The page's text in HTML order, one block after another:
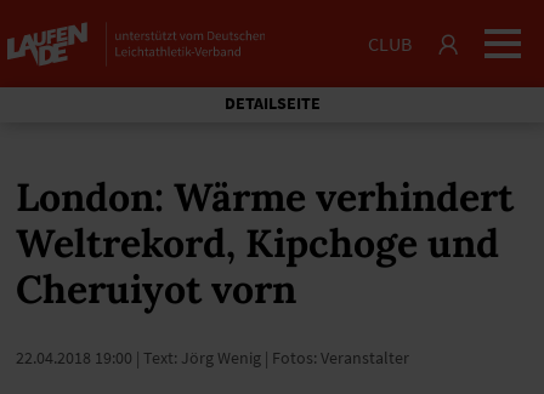
CLUB
DETAILSEITE
London: Wärme verhindert
Weltrekord, Kipchoge und
Cheruiyot vorn
22.04.2018 19:00 | Text: Jörg Wenig | Fotos: Veranstalter